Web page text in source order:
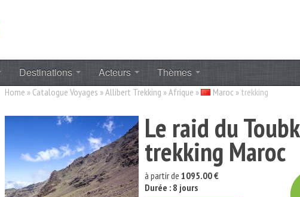
Destinations Acteurs Thèmes
Home » Catalogue Voyages »Allibert Trekking »Afrique » Maroc » trekking
Le raid du
trekking Maroc
à partir de 1095.00 €
Durée : 8 jours